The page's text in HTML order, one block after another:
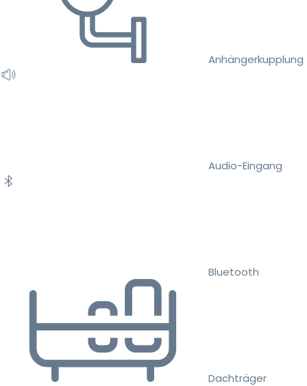
Anhängerkupplung
Audio-Eingang
Bluetooth
Dachträger